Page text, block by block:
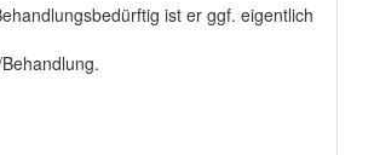
ist er ggf. eigentlich